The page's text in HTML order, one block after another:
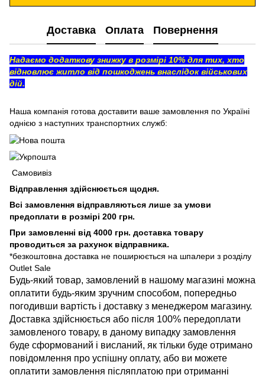
Доставка Оплата Повернення
Надаємо додаткову знижку в розмірі 10% для тих, хто
відновлює житло від пошкоджень внаслідок військових
дій.
Наша компанія готова доставити ваше замовлення по Україні
однією з наступних транспортних служб:
Самовивіз
Відправлення здійснюється щодня.
Всі замовлення відправляються лише за умови
предоплати в розмірі 200 грн.
При замовленні від 4000 грн. доставка товару
проводиться за рахунок відправника.
*безкоштовна доставка не поширюється на шпалери з розділу
Outlet Sale
Будь-який товар, замовлений в нашому магазині можна
оплатити будь-яким зручним способом, попередньо
погодивши вартість і доставку з менеджером магазину.
Доставка здійснюється або після 100% передоплати
замовленого товару, в даному випадку замовлення
буде сформований і висланий, як тільки буде отримано
повідомлення про успішну оплату, або ви можете
оплатити замовлення післяплатою при отриманні